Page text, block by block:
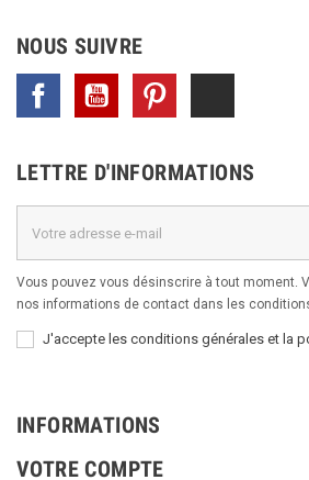
NOUS SUIVRE
Facebook YouTube
LETTRE D'INFORMATIONS
Vous pouvez vous désinscrire à tout moment.
nos informations de contact dans les
J'accepte les conditions générales et la
INFORMATIONS
VOTRE COMPTE